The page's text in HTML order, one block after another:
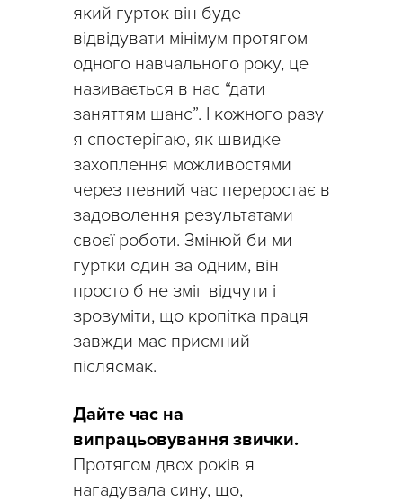
який гурток він буде
відвідувати мінімум протягом
одного навчального року, це
називається в нас “дати
заняттям шанс”. І кожного разу
я спостерігаю, як швидке
захоплення можливостями
через певний час переростає в
задоволення результатами
своєї роботи. Змінюй би ми
гуртки один за одним, він
просто б не зміг відчути і
зрозуміти, що кропітка праця
завжди має приємний
післясмак.
Дайте час на
випрацьовування звички.
Протягом двох років я
нагадувала сину, що,